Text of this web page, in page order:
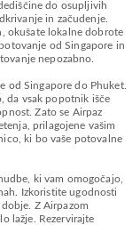
do osupljivih
in začudenje.
okušate lokalne dobrote
od Singapore in
nepozabno.
od Singapore do Phuket.
da vsak popotnik išče
Zato se Airpaz
prilagojene vašim
ki bo vaše potovalne
ki vam omogočajo,
Izkoristite ugodnosti
Z Airpazom
lažje. Rezervirajte